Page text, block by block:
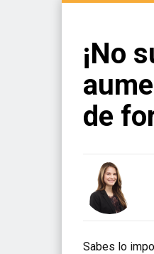
¡No
de
Sabes lo